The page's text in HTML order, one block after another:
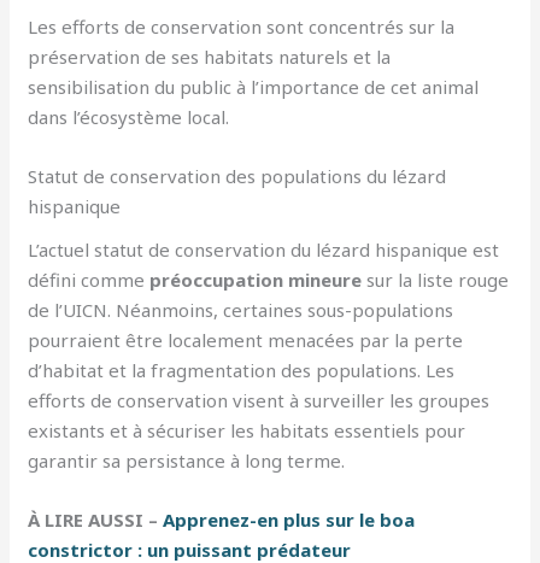
Les efforts de conservation sont concentrés sur la
préservation de ses habitats naturels et la
sensibilisation du public à l’importance de cet animal
dans l’écosystème local.
Statut de conservation des populations du lézard
hispanique
L’actuel statut de conservation du lézard hispanique est
défini comme préoccupation mineure sur la liste rouge
de l’UICN. Néanmoins, certaines sous-populations
pourraient être localement menacées par la perte
d’habitat et la fragmentation des populations. Les
efforts de conservation visent à surveiller les groupes
existants et à sécuriser les habitats essentiels pour
garantir sa persistance à long terme.
À LIRE AUSSI –Apprenez-en plus sur le boa
constrictor : un puissant prédateur